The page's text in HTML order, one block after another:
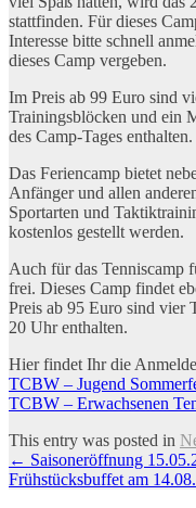
stattfinden. Für dieses
Interesse bitte schnell
dieses Camp vergeben.
Im Preis ab 99 Euro sind
Trainingsblöcken und ein
des Camp-Tages
Das Feriencamp bietet
Anfänger und allen
Sportarten und
kostenlos gestellt werden.
Auch für das Tenniscamp
frei. Dieses Camp findet
Preis ab 95 Euro sind vier
20 Uhr enthalten.
Hier findet Ihr die
TCBW – Jugend
TCBW – Erwachsenen
This entry was posted in
Artikel-
Navigation
← Saisoneröffnung
Frühstücksbuffet am